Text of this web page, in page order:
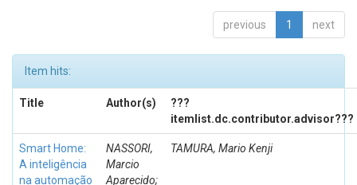
previous 1 next
Item hits:
Title Author(s)
???
itemlist.dc.contributor.advisor???
Smart Home:
A inteligência
na automação
NASSORI,
Marcio
Aparecido;
TAMURA, Mario Kenji